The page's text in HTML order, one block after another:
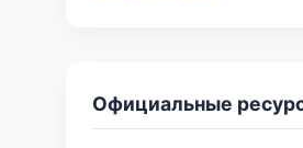
Официальные